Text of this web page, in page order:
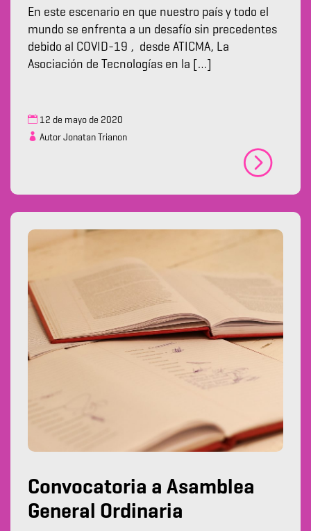
En este escenario en que nuestro país y todo el
mundo se enfrenta a un desafío sin precedentes
debido al COVID-19 , desde ATICMA, La
Asociación de Tecnologías en la […]
12 de mayo de 2020
Autor Jonatan Trianon
Convocatoria a Asamblea
General Ordinaria